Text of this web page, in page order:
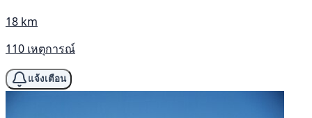
18 km
110 เหตุการณ์
แจ้งเตือน